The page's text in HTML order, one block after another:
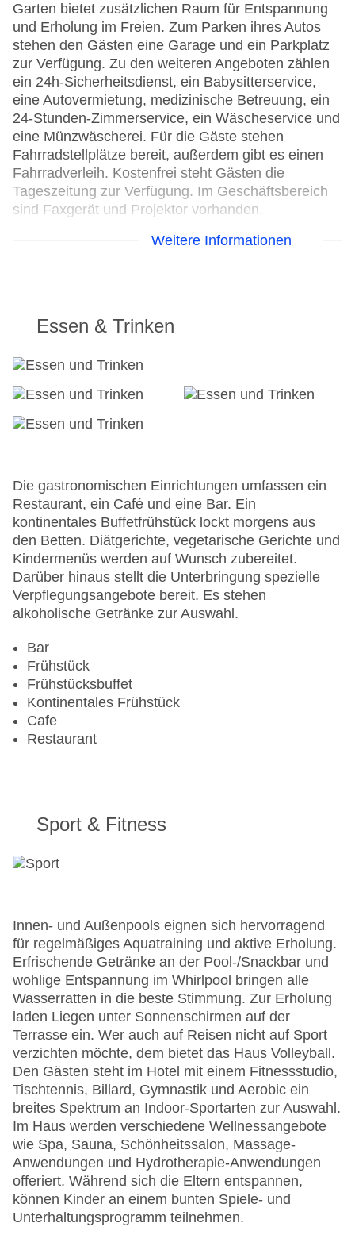
Garten bietet zusätzlichen Raum für Entspannung
und Erholung im Freien. Zum Parken ihres Autos
stehen den Gästen eine Garage und ein Parkplatz
zur Verfügung. Zu den weiteren Angeboten zählen
ein 24h-Sicherheitsdienst, ein Babysitterservice,
eine Autovermietung, medizinische Betreuung, ein
24-Stunden-Zimmerservice, ein Wäscheservice und
eine Münzwäscherei. Für die Gäste stehen
Fahrradstellplätze bereit, außerdem gibt es einen
Fahrradverleih. Kostenfrei steht Gästen die
Tageszeitung zur Verfügung. Im Geschäftsbereich
sind Faxgerät und Projektor vorhanden.
Konferenzraum
Garage
Hotelsafe
WLAN/WiFi im Hotel
Minimarkt
Zimmerservice
Gesamtanzahl der Stockwerke: 7
Gesamtanzahl der Zimmer: 263
Pools:Indoor Pool, Outdoor Pool, Sonnenschirme
am Pool, Liegen am Pool
Zahlungsarten: American Express, Diners Club,
Mastercard, Visa
Landeskategorie: 5 Sterne
Weitere Informationen
Essen & Trinken
Die gastronomischen Einrichtungen umfassen ein
Restaurant, ein Café und eine Bar. Ein
kontinentales Buffetfrühstück lockt morgens aus
den Betten. Diätgerichte, vegetarische Gerichte und
Kindermenüs werden auf Wunsch zubereitet.
Darüber hinaus stellt die Unterbringung spezielle
Verpflegungsangebote bereit. Es stehen
alkoholische Getränke zur Auswahl.
Bar
Frühstück
Frühstücksbuffet
Kontinentales Frühstück
Cafe
Restaurant
Sport & Fitness
Innen- und Außenpools eignen sich hervorragend
für regelmäßiges Aquatraining und aktive Erholung.
Erfrischende Getränke an der Pool-/Snackbar und
wohlige Entspannung im Whirlpool bringen alle
Wasserratten in die beste Stimmung. Zur Erholung
laden Liegen unter Sonnenschirmen auf der
Terrasse ein. Wer auch auf Reisen nicht auf Sport
verzichten möchte, dem bietet das Haus Volleyball.
Den Gästen steht im Hotel mit einem Fitnessstudio,
Tischtennis, Billard, Gymnastik und Aerobic ein
breites Spektrum an Indoor-Sportarten zur Auswahl.
Im Haus werden verschiedene Wellnessangebote
wie Spa, Sauna, Schönheitssalon, Massage-
Anwendungen und Hydrotherapie-Anwendungen
offeriert. Während sich die Eltern entspannen,
können Kinder an einem bunten Spiele- und
Unterhaltungsprogramm teilnehmen.